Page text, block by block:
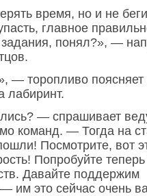
время, но и не
главное
понял?», —
— торопливо поясняет
лабиринт.
— спрашивает
команд. — Тогда на
Посмотрите, вот
Попробуйте
Давайте поддержим
— им это сейчас очень